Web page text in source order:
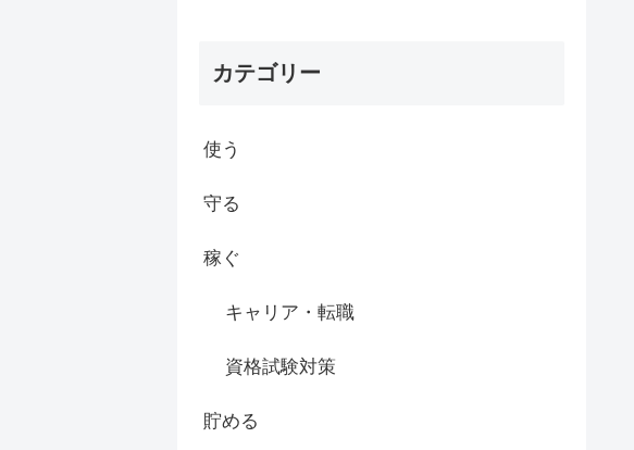
カテゴリー
使う
守る
稼ぐ
キャリア・転職
資格試験対策
貯める